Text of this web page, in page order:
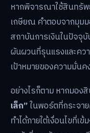
หากพิจารณาใช้สินทรัพ
เกษียณ คำตอบจากมุม
สถาบันการเงินในปัจจุ
ผันผวนที่รุนแรงและคว
เป้าหมายของความมั่น
อย่างไรก็ตาม หากมอง
เล็ก”ในพอร์ตที่กระจา
ทำได้ภายใต้เงื่อนไขที่เ